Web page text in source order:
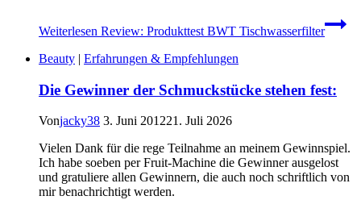
Weiterlesen Review: Produkttest BWT Tischwasserfilter
Beauty | Erfahrungen & Empfehlungen
Die Gewinner der Schmuckstücke stehen fest:
Vonjacky38 3. Juni 201221. Juli 2026
Vielen Dank für die rege Teilnahme an meinem Gewinnspiel.
Ich habe soeben per Fruit-Machine die Gewinner ausgelost
und gratuliere allen Gewinnern, die auch noch schriftlich von
mir benachrichtigt werden.